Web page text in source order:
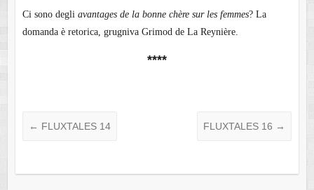
Ci sono degli avantages de la bonne chère sur les femmes? La
domanda è retorica, grugniva Grimod de La Reynière.
****
← FLUXTALES 14 FLUXTALES 16 →